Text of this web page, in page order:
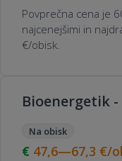
Povprečna cena je
najcenejšimi in
€/obisk.
Bioenergetik -
Na obisk
47,6—67,3 €/